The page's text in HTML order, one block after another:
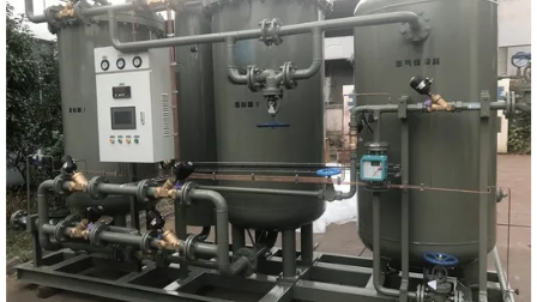
একটি
উদ্ধৃতি
অনুরোধ
করুন
NEWS